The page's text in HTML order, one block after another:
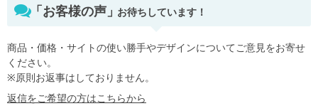
「お客様の声」お待ちしています！
商品・価格・サイトの使い勝手やデザインについてご意見をお寄せ
ください。
※原則お返事はしておりません。
返信をご希望の方はこちらから